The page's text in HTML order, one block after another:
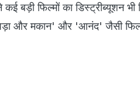
कई बड़ी फिल्मों का डिस्ट्रीब्यूशन
और मकान' और 'आनंद' जैसी